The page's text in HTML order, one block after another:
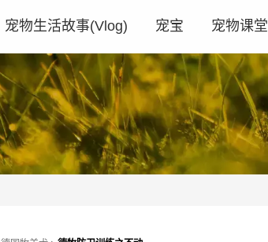
宠物生活故事(Vlog) 宠宝 宠物课堂